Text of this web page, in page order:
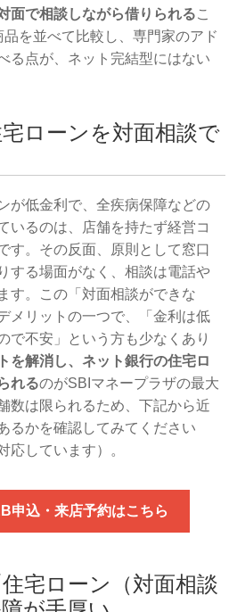
面で相談しながら借りられるこ
を並べて比較し、専門家のアド
る点が、ネット完結型にはない
ローンを対面相談で
が低金利で、全疾病保障などの
いるのは、店舗を持たず経営コ
す。その反面、原則として窓口
する場面がなく、相談は電話や
す。この「対面相談ができな
メリットの一つで、「金利は低
で不安」という方も少なくあり
を解消し、ネット銀行の住宅ロ
れるのがSBIマネープラザの最大
数は限られるため、下記から近
るかを確認してみてください
応しています）。
申込・来店予約はこちら
宅ローン（対面相談